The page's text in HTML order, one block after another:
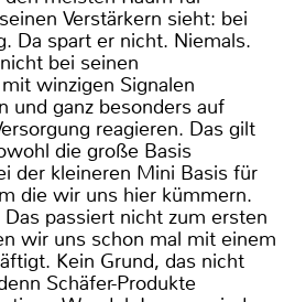
Verstärkern sieht: bei
Da spart er nicht. Niemals.
bei seinen
winzigen Signalen
und ganz besonders auf
reagieren. Das gilt
die große Basis
der kleineren Mini Basis für
die wir uns hier kümmern.
passiert nicht zum ersten
wir uns schon mal mit einem
Kein Grund, das nicht
Schäfer-Produkte